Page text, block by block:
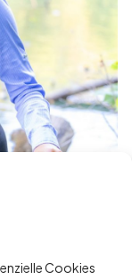
Cookies
Die